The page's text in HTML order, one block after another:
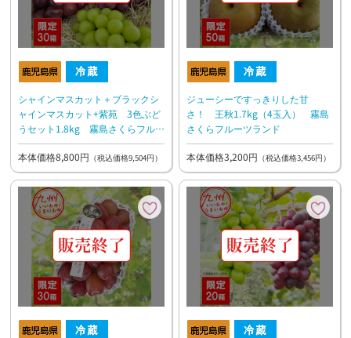
シャインマスカット＋ブラックシ
ャインマスカット+紫苑 3色ぶど
うセット1.8kg 霧島さくらフルー
ツランド
本体価格8,800円 （税込価格9,504円）
ジューシーですっきりした甘
さ！ 王秋1.7kg（4玉入） 霧島
さくらフルーツランド
本体価格3,200円 （税込価格3,456円）